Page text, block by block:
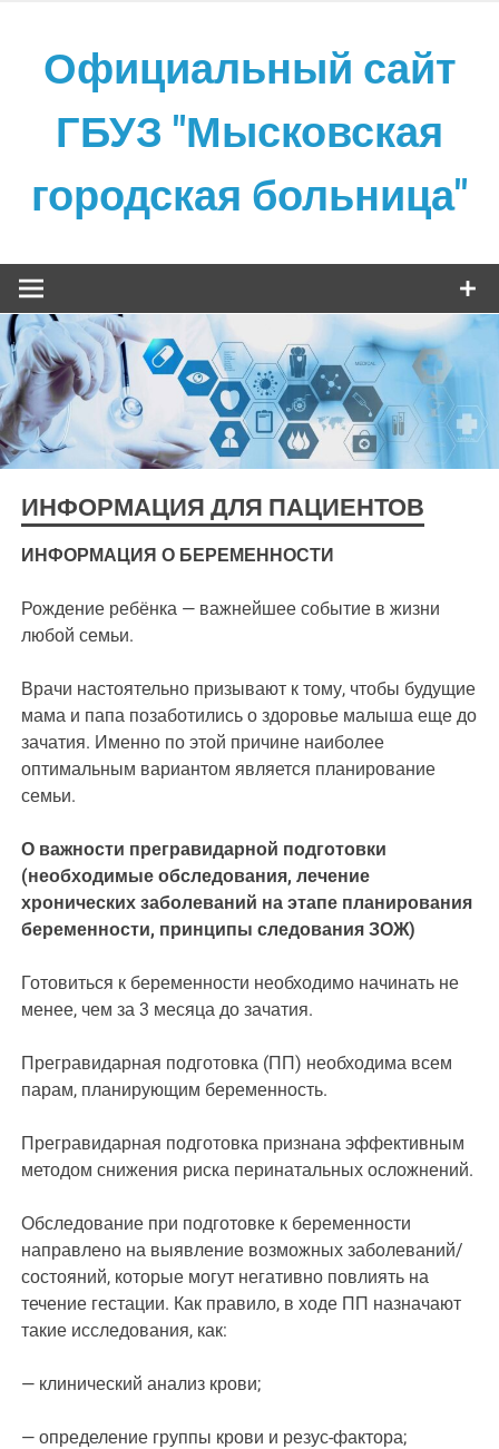
contentОфициальный сайт
ГБУЗ "Мысковская
городская больница"
больница"
ИНФОРМАЦИЯ ДЛЯ ПАЦИЕНТОВ
ИНФОРМАЦИЯ О БЕРЕМЕННОСТИ
Рождение ребёнка — важнейшее событие в жизни
любой семьи.
Врачи настоятельно призывают к тому, чтобы будущие
мама и папа позаботились о здоровье малыша еще до
зачатия. Именно по этой причине наиболее
оптимальным вариантом является планирование
семьи.
О важности прегравидарной подготовки
(необходимые обследования, лечение
хронических заболеваний на этапе планирования
беременности, принципы следования ЗОЖ)
Готовиться к беременности необходимо начинать не
менее, чем за 3 месяца до зачатия.
Прегравидарная подготовка (ПП) необходима всем
парам, планирующим беременность.
Прегравидарная подготовка признана эффективным
методом снижения риска перинатальных осложнений.
Обследование при подготовке к беременности
направлено на выявление возможных заболеваний/
состояний, которые могут негативно повлиять на
течение гестации. Как правило, в ходе ПП назначают
такие исследования, как:
— клинический анализ крови;
— определение группы крови и резус-фактора;